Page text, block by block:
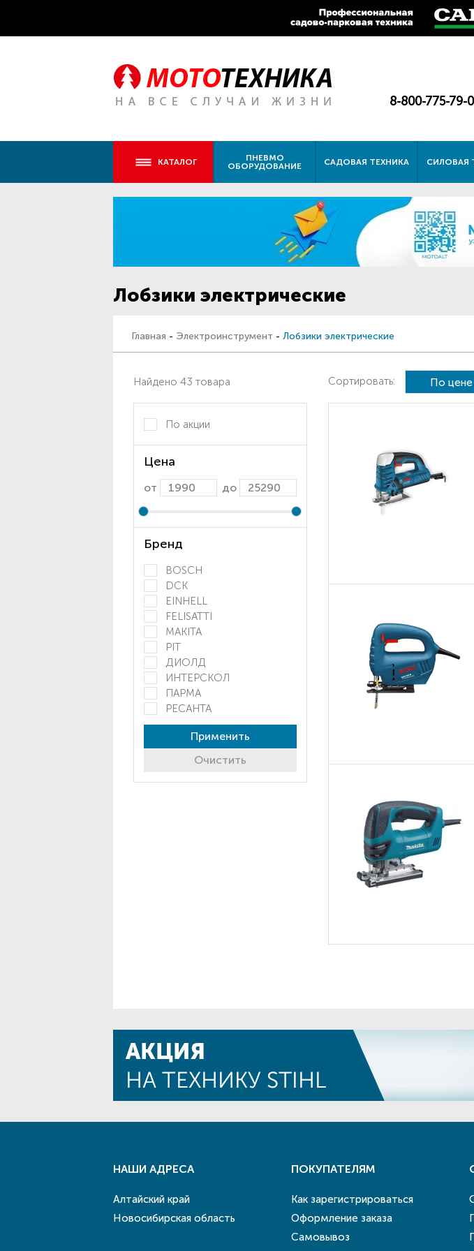
8-800-775-79-
КАТАЛОГ
ПНЕВМО
ОБОРУДОВАНИЕ
САДОВАЯ ТЕХНИКА СИЛОВАЯ
Лобзики электрические
Главная - Электроинструмент - Лобзики электрические
Найдено 43 товара
По акции
Цена
от до
Бренд
BOSCH
DCK
EINHELL
FELISATTI
MAKITA
PIT
ДИОЛД
ИНТЕРСКОЛ
ПАРМА
РЕСАНТА
Применить
Очистить
Сортировать: По цене
НАШИ АДРЕСА
Алтайский край
Новосибирская область
ПОКУПАТЕЛЯМ
Как зарегистрироваться
Оформление заказа
Самовывоз